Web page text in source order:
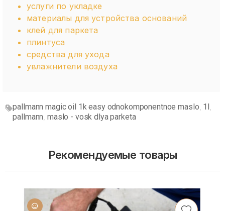
услуги по укладке
материалы для устройства оснований
клей для паркета
плинтуса
средства для ухода
увлажнители воздуха
pallmann magic oil 1k easy odnokomponentnoe maslo 1l
pallmann maslo - vosk dlya parketa
Рекомендуемые товары